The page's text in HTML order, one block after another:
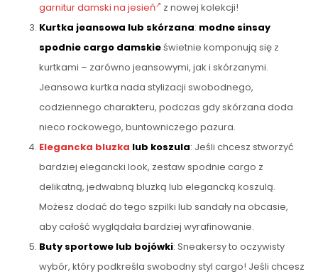
garnitur damski na jesień
z nowej kolekcji!
Kurtka jeansowa lub skórzana: modne sinsay
spodnie cargo damskieświetnie komponują się z
kurtkami – zarówno jeansowymi, jak i skórzanymi.
Jeansowa kurtka nada stylizacji swobodnego,
codziennego charakteru, podczas gdy skórzana doda
nieco rockowego, buntowniczego pazura.
Elegancka bluzka lub koszula: Jeśli chcesz stworzyć
bardziej elegancki look, zestaw spodnie cargo z
delikatną, jedwabną bluzką lub elegancką koszulą.
Możesz dodać do tego szpilki lub sandały na obcasie,
aby całość wyglądała bardziej wyrafinowanie.
Buty sportowe lub bojówki: Sneakersy to oczywisty
wybór, który podkreśla swobodny styl cargo! Jeśli chcesz